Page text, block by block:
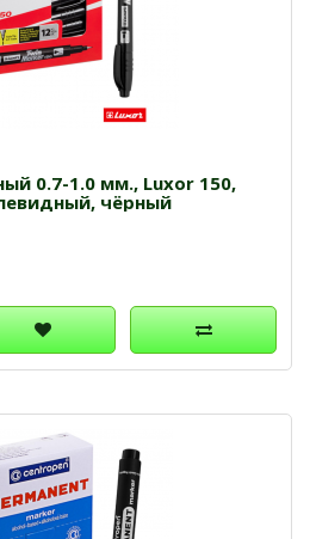
0.7-1.0 мм., Luxor 150,
чёрный